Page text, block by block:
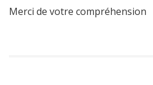
Merci de votre compréhension